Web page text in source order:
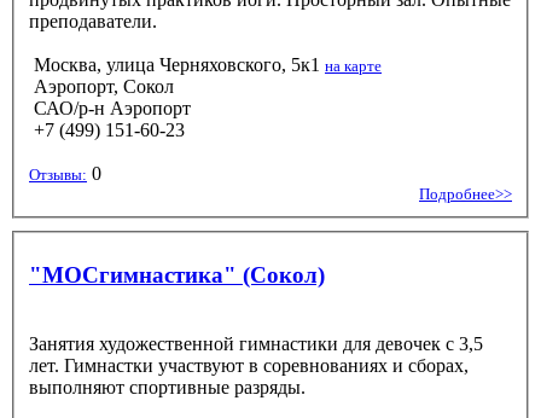
преподаватели.
Москва, улица Черняховского, 5к1 на карте
Аэропорт, Сокол
САО/р-н Аэропорт
+7 (499) 151-60-23
Отзывы: 0
Подробнее>>
"МОСгимнастика" (Сокол)
Занятия художественной гимнастики для девочек с 3,5
лет. Гимнастки участвуют в соревнованиях и сборах,
выполняют спортивные разряды.